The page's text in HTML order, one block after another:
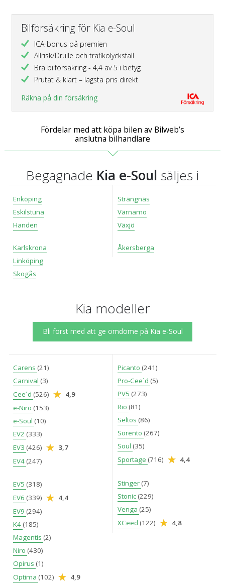
Bilförsäkring för Kia e-Soul
ICA-bonus på premien
Allrisk/Drulle och trafikolycksfall
Bra bilförsäkring - 4,4 av 5 i betyg
Prutat & klart – lägsta pris direkt
Räkna på din försäkring
Fördelar med att köpa bilen av Bilweb’s
anslutna bilhandlare
Begagnade Kia e-Soul säljes i
Enköping
Eskilstuna
Handen
Karlskrona
Linköping
Skogås
Strängnäs
Värnamo
Växjö
Åkersberga
Kia modeller
Bli först med att ge omdöme på Kia e-Soul
Carens (21)
Carnival (3)
Cee´d (526)
4,9
e-Niro (153)
e-Soul (10)
EV2 (333)
EV3 (426)
3,7
EV4 (247)
EV5 (318)
EV6 (339)
4,4
EV9 (294)
K4 (185)
Magentis (2)
Niro (430)
Opirus (1)
Optima (102) 4,9
Picanto (241)
Pro-Cee´d (5)
PV5 (273)
Rio (81)
Seltos (86)
Sorento (267)
Soul (35)
Sportage (716) 4,4
Stinger (7)
Stonic (229)
Venga (25)
XCeed (122) 4,8